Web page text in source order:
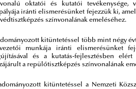
oktatói és kutatói tevékenysége,
iránti elismerésünket fejezzük ki,
színvonalának emeléséhez.
kitüntetéssel több mint négy
munkája iránti elismerésünket
és a kutatás-fejlesztésben
a repülőtisztképzés színvonalának
kitüntetéssel a Nemzeti